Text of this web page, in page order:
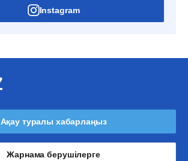
Instagram
Ақау туралы хабарлаңыз
Жарнама берушілерге